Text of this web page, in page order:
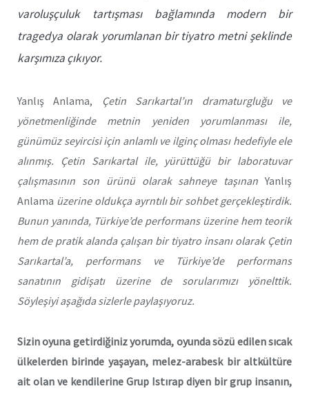
varoluşçuluk tartışması bağlamında modern bir
tragedya olarak yorumlanan bir tiyatro metni şeklinde
karşımıza çıkıyor.
Yanlış Anlama, Çetin Sarıkartal’ın dramaturgluğu ve
yönetmenliğinde metnin yeniden yorumlanması ile,
günümüz seyircisi için anlamlı ve ilginç olması hedefiyle ele
alınmış. Çetin Sarıkartal ile, yürüttüğü bir laboratuvar
çalışmasının son ürünü olarak sahneye taşınanYanlış
Anlama üzerine oldukça ayrntılı bir sohbet gerçekleştirdik.
Bunun yanında, Türkiye’de performans üzerine hem teorik
hem de pratik alanda çalışan bir tiyatro insanı olarak Çetin
Sarıkartal’a, performans ve Türkiye’de performans
sanatının gidişatı üzerine de sorularımızı yönelttik.
Söyleşiyi aşağıda sizlerle paylaşıyoruz.
Sizin oyuna getirdiğiniz yorumda, oyunda sözü edilen sıcak
ülkelerden birinde yaşayan, melez-arabesk bir altkültüre
ait olan ve kendilerine Grup Istırap diyen bir grup insanın,